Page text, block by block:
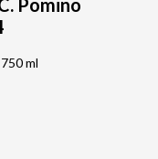
Pomino
750 ml